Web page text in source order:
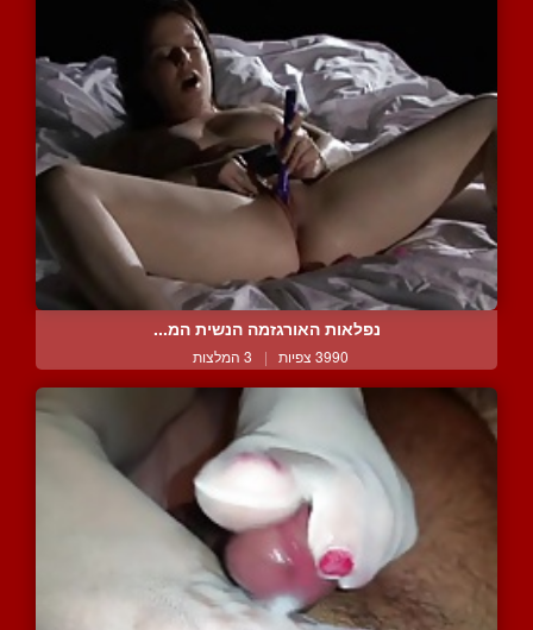
נפלאות האורגזמה הנשית המ...
3990 צפיות | 3 המלצות